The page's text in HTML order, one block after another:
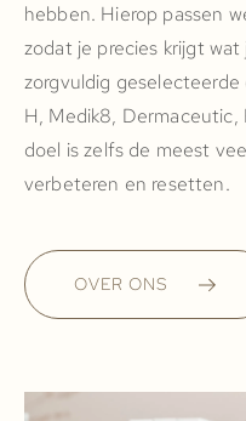
hebben. Hierop passen
zodat je precies krijgt
zorgvuldig
H, Medik8,
doel is zelfs de meest
verbeteren en resetten.
OVER ONS